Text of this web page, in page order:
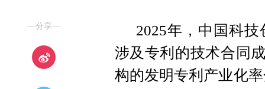
—分享—
2025年，中国科
涉及专利的技术合同
构的发明专利产业化